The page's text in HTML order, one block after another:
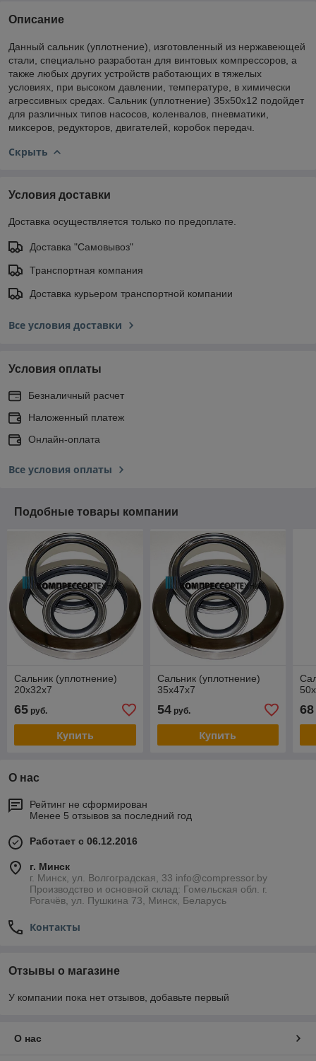
Описание
Данный сальник (уплотнение), изготовленный из нержавеющей
стали, специально разработан для винтовых компрессоров, а
также любых других устройств работающих в тяжелых
условиях, при высоком давлении, температуре, в химически
агрессивных средах. Сальник (уплотнение) 35x50x12 подойдет
для различных типов насосов, коленвалов, пневматики,
миксеров, редукторов, двигателей, коробок передач.
Скрыть
Условия доставки
Доставка осуществляется только по предоплате.
Доставка "Самовывоз"
Транспортная компания
Доставка курьером транспортной компании
Все условия доставки
Условия оплаты
Безналичный расчет
Наложенный платеж
Онлайн-оплата
Все условия оплаты
Подобные товары компании
Сальник (уплотнение)
20x32x7
65 руб.
Купить
Сальник (уплотнение)
35x47x7
54руб.
Купить
68
О нас
Рейтинг не сформирован
Менее 5 отзывов за последний год
Работает с 06.12.2016
г. Минск
г. Минск, ул. Волгоградская, 33 info@compressor.by
Производство и основной склад: Гомельская обл. г.
Рогачёв, ул. Пушкина 73, Минск, Беларусь
Контакты
Отзывы о магазине
У компании пока нет отзывов, добавьте первый
О нас